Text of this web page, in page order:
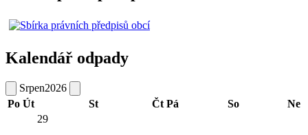
Kalendář odpady
Srpen2026
Po Út St Čt Pá So Ne
29